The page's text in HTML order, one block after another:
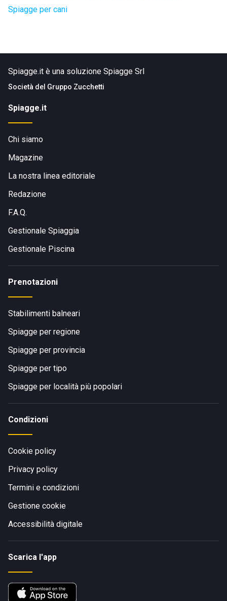
Spiagge per cani
Spiagge.it è una soluzione Spiagge Srl
Società del Gruppo Zucchetti
Spiagge.it
Chi siamo
Magazine
La nostra linea editoriale
Redazione
F.A.Q.
Gestionale Spiaggia
Gestionale Piscina
Prenotazioni
Stabilimenti balneari
Spiagge per regione
Spiagge per provincia
Spiagge per tipo
Spiagge per località più popolari
Condizioni
Cookie policy
Privacy policy
Termini e condizioni
Gestione cookie
Accessibilità digitale
Scarica l'app